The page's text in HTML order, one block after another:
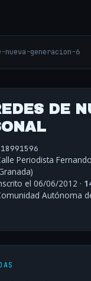
nueva-generacion-6
DE
Periodista
el 06/06/2012 ·
Autónoma